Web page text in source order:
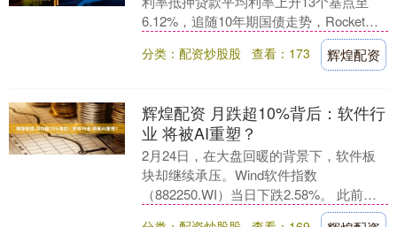
6.12%，追随10年期国债走势，Rocket
Companies及其住房同行借贷成本....
分类：配资炒股股 查看：173 辉煌配资
辉煌配资 月跌超10%背后：软件行
业 将被AI重塑？
2月24日，在大盘回暖的背景下，软件板
块却继续承压。Wind软件指数
（882250.WI）当日下跌2.58%。 此前一
天，2月23日，人工智能公司Anthrop....